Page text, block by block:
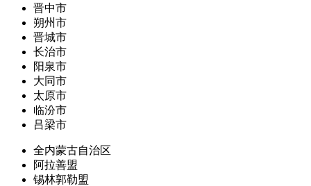
晋中市
朔州市
晋城市
长治市
阳泉市
大同市
太原市
临汾市
吕梁市
全内蒙古自治区
阿拉善盟
锡林郭勒盟